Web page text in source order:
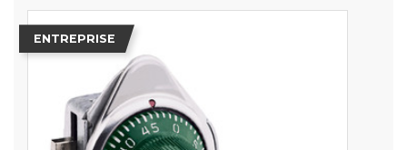
ENTREPRISE